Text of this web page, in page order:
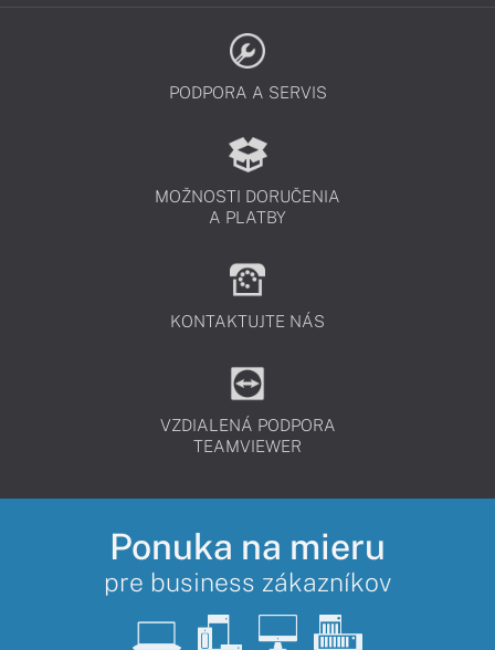
PODPORA A SERVIS
MOŽNOSTI DORUČENIA
A PLATBY
KONTAKTUJTE NÁS
VZDIALENÁ PODPORA
TEAMVIEWER
Ponuka na mieru
pre business zákazníkov